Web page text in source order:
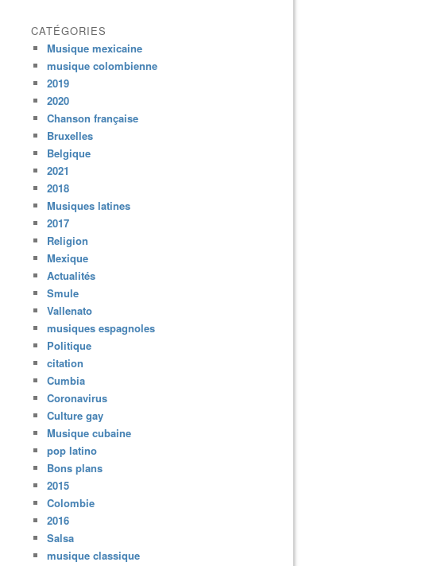
Turquie : de nombreuses violations des droits de l'homme liées à l'état
CATÉGORIES
Musique mexicaine
musique colombienne
2019
2020
Chanson française
Bruxelles
Belgique
2021
2018
Musiques latines
2017
Religion
Mexique
Actualités
Smule
Vallenato
musiques espagnoles
Politique
citation
Cumbia
Coronavirus
Culture gay
Musique cubaine
pop latino
Bons plans
2015
Colombie
2016
Salsa
musique classique